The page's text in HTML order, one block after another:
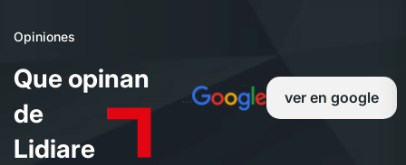
Opiniones
04
Queopinan
de
Lidiare
... ver en google